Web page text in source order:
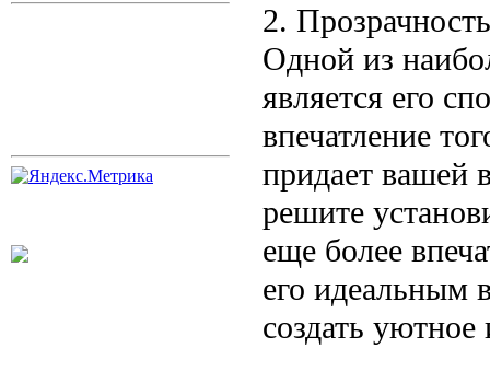
2.
Одной из
является его
впечатление
придает вашей
решите
еще более
его идеальным
создать